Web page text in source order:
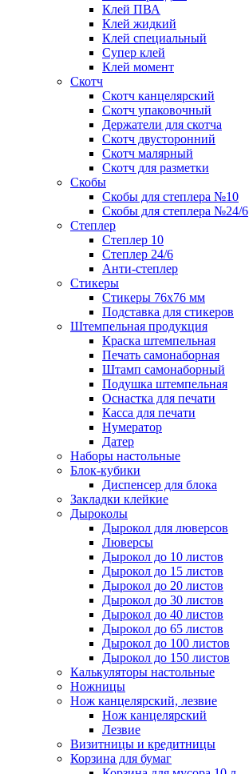
Клей ПВА
Клей жидкий
Клей специальный
Супер клей
Клей момент
Скотч
Скотч канцелярский
Скотч упаковочный
Держатели для скотча
Скотч двусторонний
Скотч малярный
Скотч для разметки
Скобы
Скобы для степлера №10
Скобы для степлера №24/6
Степлер
Степлер 10
Степлер 24/6
Анти-степлер
Стикеры
Стикеры 76x76 мм
Подставка для стикеров
Штемпельная продукция
Краска штемпельная
Печать самонаборная
Штамп самонаборный
Подушка штемпельная
Оснастка для печати
Касса для печати
Нумератор
Датер
Наборы настольные
Блок-кубики
Диспенсер для блока
Закладки клейкие
Дыроколы
Дырокол для люверсов
Люверсы
Дырокол до 10 листов
Дырокол до 15 листов
Дырокол до 20 листов
Дырокол до 30 листов
Дырокол до 40 листов
Дырокол до 65 листов
Дырокол до 100 листов
Дырокол до 150 листов
Калькуляторы настольные
Ножницы
Нож канцелярский, лезвие
Нож канцелярский
Лезвие
Визитницы и кредитницы
Корзина для бумаг